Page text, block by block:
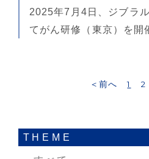
2025年7月4日、ジブラ
てがん研修（東京）を開
＜前へ 1 2
THEME